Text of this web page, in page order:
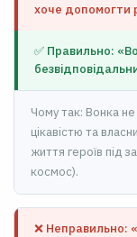
хоче допомогти
✅ Правильно:
Чому так: Вонка не
цікавістю та
життя героїв під
космос).
❌ Неправильно: